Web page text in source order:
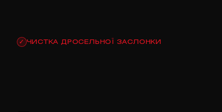
✓ ЧИСТКА ДРОСЕЛЬНОЇ ЗАСЛОНКИ